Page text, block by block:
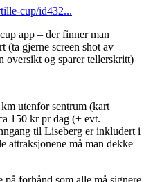
cup/id432...
app – der finner man
(ta gjerne screen shot av
oversikt og sparer tellerskritt)
utenfor sentrum (kart
150 kr pr dag (+ evt.
til Liseberg er inkludert i
attraksjonene må man dekke